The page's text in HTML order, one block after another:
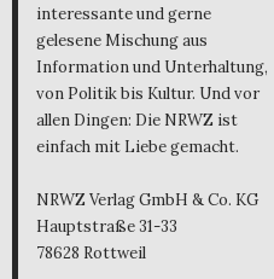
interessante und gerne
gelesene Mischung aus
Information und Unterhaltung,
von Politik bis Kultur. Und vor
allen Dingen: Die NRWZ ist
einfach mit Liebe gemacht.
NRWZ Verlag GmbH & Co. KG
Hauptstraße 31-33
78628 Rottweil